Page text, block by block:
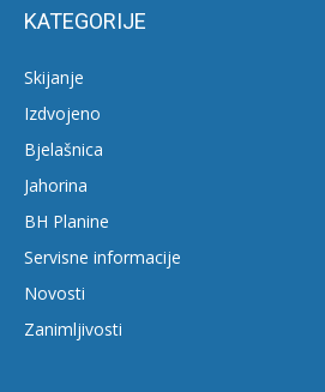
KATEGORIJE
Skijanje
Izdvojeno
Bjelašnica
Jahorina
BH Planine
Servisne informacije
Novosti
Zanimljivosti